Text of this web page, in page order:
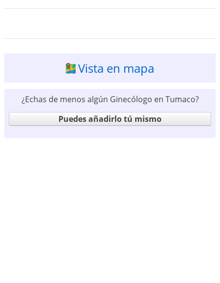
Vista en mapa
¿Echas de menos algún Ginecólogo en Tumaco?
Puedes añadirlo tú mismo